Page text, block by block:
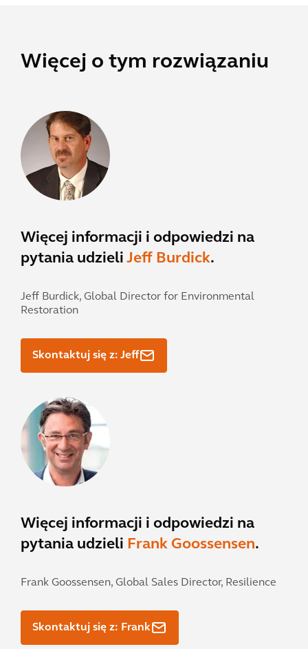
Więcej o tym rozwiązaniu
Więcej informacji i odpowiedzi na
pytania udzieli Jeff Burdick.
Jeff Burdick, Global Director for Environmental
Restoration
Skontaktuj się z: Jeff
Więcej informacji i odpowiedzi na
pytania udzieli Frank Goossensen.
Frank Goossensen, Global Sales Director, Resilience
Skontaktuj się z: Frank